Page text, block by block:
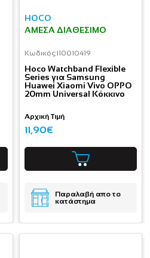
HOCO
ΆΜΕΣΑ ΔΙΑΘΈΣΙΜΟ
Κωδικός:I10010419
Hoco Watchband Flexible
Series για Samsung
Huawei Xiaomi Vivo OPPO
20mm Universal Κόκκινο
Αρχική Τιμή
11,90€
Παραλαβή απο το
κατάστημα